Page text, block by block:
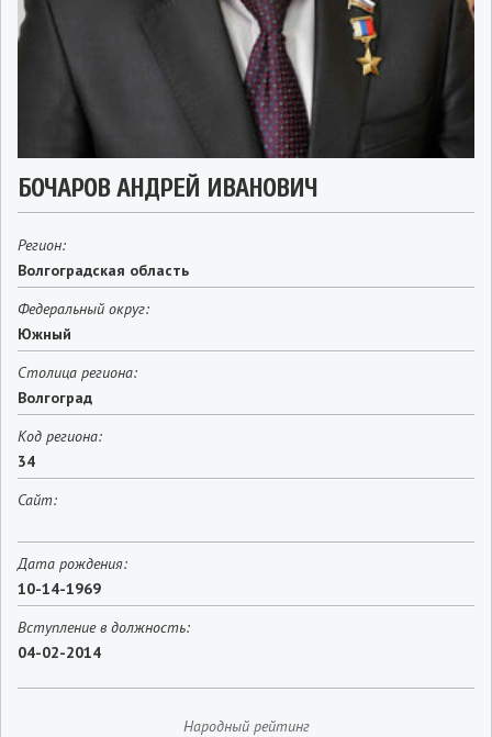
БОЧАРОВ АНДРЕЙ ИВАНОВИЧ
Регион:
Волгоградская область
Федеральный округ:
Южный
Столица региона:
Волгоград
Код региона:
34
Сайт:
Дата рождения:
10-14-1969
Вступление в должность:
04-02-2014
Народный рейтинг